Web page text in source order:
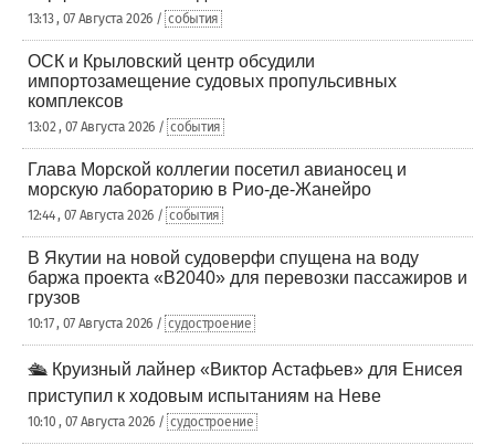
13:13 , 07 Августа 2026 / события
ОСК и Крыловский центр обсудили
импортозамещение судовых пропульсивных
комплексов
13:02 , 07 Августа 2026 / события
Глава Морской коллегии посетил авианосец и
морскую лабораторию в Рио-де-Жанейро
12:44 , 07 Августа 2026 / события
В Якутии на новой судоверфи спущена на воду
баржа проекта «В2040» для перевозки пассажиров и
грузов
10:17 , 07 Августа 2026 / судостроение
🛳️ Круизный лайнер «Виктор Астафьев» для Енисея
приступил к ходовым испытаниям на Неве
10:10 , 07 Августа 2026 / судостроение